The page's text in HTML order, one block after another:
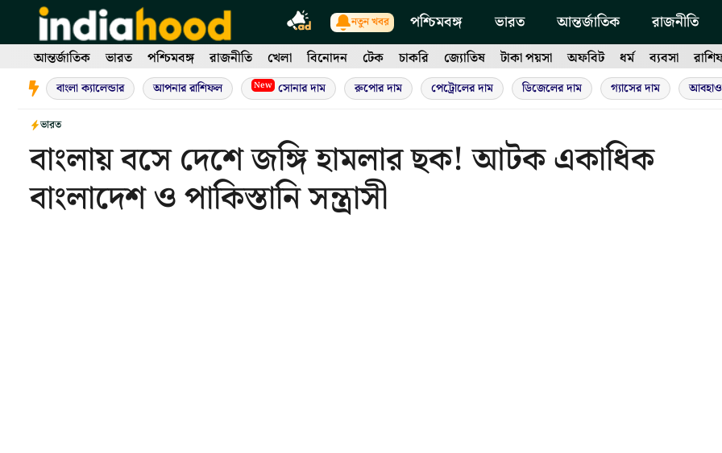
content
নতুন খবর পশ্চিমবঙ্গ ভারত আন্তর্জাতিক রাজনীতি
আন্তর্জাতিক ভারত পশ্চিমবঙ্গ রাজনীতি খেলা বিনোদন টেক চাকরি জ্যোতিষ টাকা পয়সা অফবিট ধর্ম ব্যবসা
বাংলা ক্যালেন্ডার আপনার রাশিফল New সোনার দাম রুপোর দাম পেট্রোলের দাম ডিজেলের দাম গ্যাসের দাম
ভারত
বাংলায় বসে দেশে জঙ্গি হামলার ছক! আটক একাধিক
বাংলাদেশ ও পাকিস্তানি সন্ত্রাসী